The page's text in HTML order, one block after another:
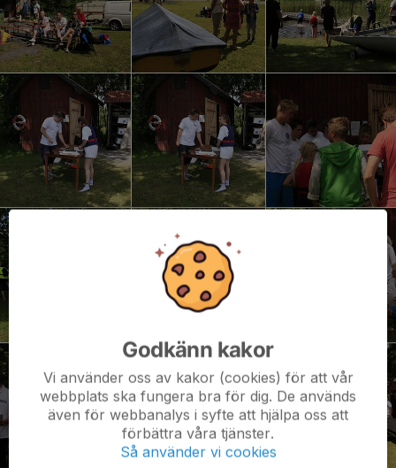
Godkänn kakor
Vi använder oss av kakor (cookies) för att vår
webbplats ska fungera bra för dig. De används
även för webbanalys i syfte att hjälpa oss att
förbättra våra tjänster.
Så använder vi cookies